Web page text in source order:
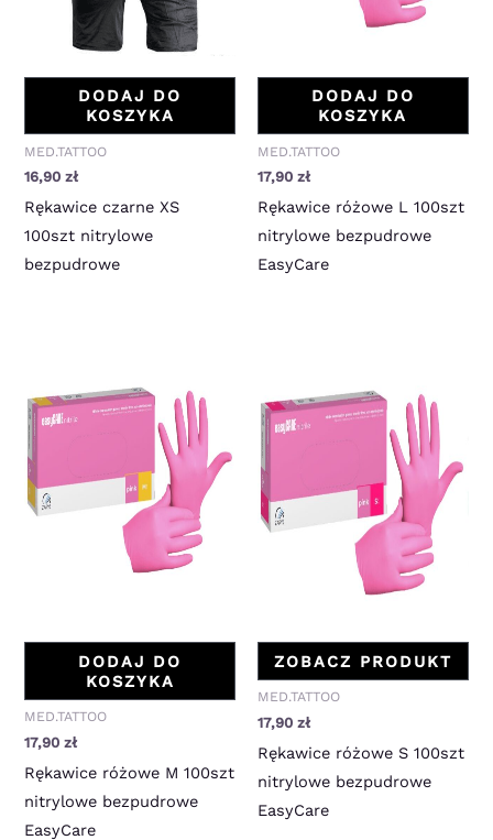
DODAJ DO
KOSZYKA
MED.TATTOO
16,90zł
Rękawice czarne XS
100szt nitrylowe
bezpudrowe
DODAJ DO
KOSZYKA
MED.TATTOO
17,90 zł
Rękawice różowe L 100szt
nitrylowe bezpudrowe
EasyCare
DODAJ DO
KOSZYKA
MED.TATTOO
17,90zł
Rękawice różowe M 100szt
nitrylowe bezpudrowe
EasyCare
ZOBACZ PRODUKT
MED.TATTOO
17,90 zł
Rękawice różowe S 100szt
nitrylowe bezpudrowe
EasyCare